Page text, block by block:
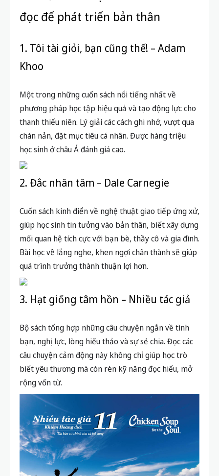
đọc để phát triển bản thân
1. Tôi tài giỏi, bạn cũng thế! – Adam
Khoo
Một trong những cuốn sách nổi tiếng nhất về
phương pháp học tập hiệu quả và tạo động lực cho
thanh thiếu niên. Lý giải các cách ghi nhớ, vượt qua
chán nản, đặt mục tiêu cá nhân. Được hàng triệu
học sinh ở châu Á đánh giá cao.
2. Đắc nhân tâm – Dale Carnegie
Cuốn sách kinh điển về nghệ thuật giao tiếp ứng xử,
giúp học sinh tin tưởng vào bản thân, biết xây dựng
mối quan hệ tích cực với bạn bè, thầy cô và gia đình.
Bài học về lắng nghe, khen ngợi chân thành sẽ giúp
quá trình trưởng thành thuận lợi hơn.
3. Hạt giống tâm hồn – Nhiều tác giả
Bộ sách tổng hợp những câu chuyện ngắn về tình
bạn, nghị lực, lòng hiếu thảo và sự sẻ chia. Đọc các
câu chuyện cảm động này không chỉ giúp học trò
biết yêu thương mà còn rèn kỹ năng đọc hiểu, mở
rộng vốn từ.